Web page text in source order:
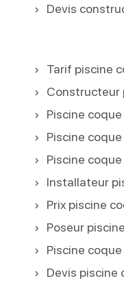
Devis
Tarif piscine
Constructeur
Piscine
Piscine
Piscine
Installateur
Prix piscine
Poseur
Piscine
Devis piscine